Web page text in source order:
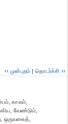
‹‹ முன்புறம் | தொடர்ச்சி ››
காலம்,
வேண்டும்,
ஒருவகைத்,